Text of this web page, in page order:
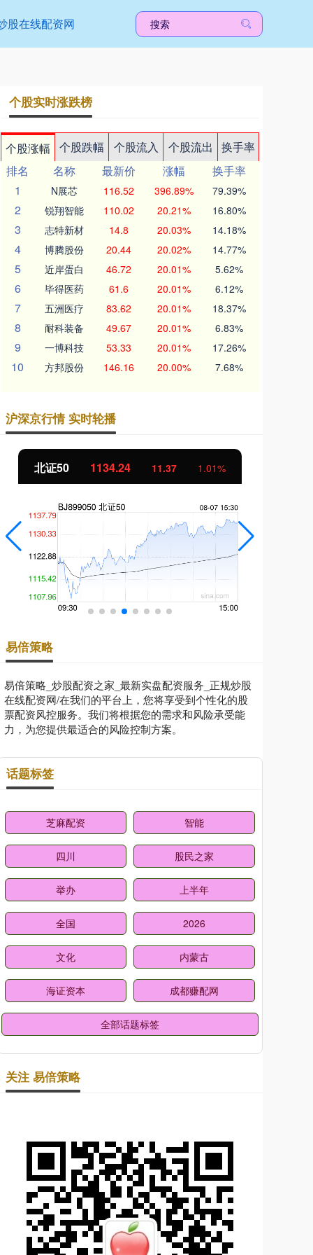
股在线配资网
个股实时涨跌榜
个股涨幅 个股跌幅 个股流入 个股流出
换手率
排名
名称 最新价 涨幅
换手率
1
N展芯 116.52 396.89% 79.39%
2 锐翔智能 110.02 20.21% 16.80%
3 志特新材 14.8 20.03% 14.18%
4 博腾股份 20.44 20.02% 14.77%
5 近岸蛋白 46.72 20.01% 5.62%
6 毕得医药 61.6 20.01% 6.12%
7 五洲医疗 83.62 20.01% 18.37%
8 耐科装备 49.67 20.01% 6.83%
9 一博科技 53.33 20.01% 17.26%
10 方邦股份 146.16 20.00% 7.68%
沪深京行情 实时轮播
北证50 1134.24 11.37 1.01%
易倍策略
易倍策略_炒股配资之家_最新实盘配资服务_正规炒股
在线配资网/在我们的平台上，您将享受到个性化的股
票配资风控服务。我们将根据您的需求和风险承受能
力，为您提供最适合的风险控制方案。
话题标签
芝麻配资 智能
四川 股民之家
举办 上半年
全国 2026
文化 内蒙古
海证资本 成都赚配网
全部话题标签
关注 易倍策略